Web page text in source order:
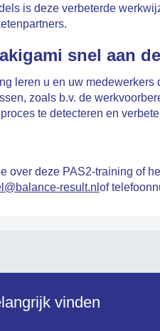
is deze verbeterde
snel aan
leren u en uw
zoals b.v. de
te detecteren en
over deze PAS2-training of
result.nl of
vinden